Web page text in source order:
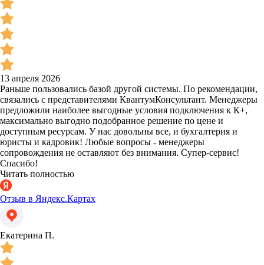
13 апреля 2026
Раньше пользовались базой другой системы. По рекомендации,
связались с представителями КвантумКонсультант. Менеджеры
предложили наиболее выгодные условия подключения к К+,
максимально выгодно подобранное решение по цене и
доступным ресурсам. У нас довольны все, и бухгалтерия и
юристы и кадровик! Любые вопросы - менеджеры
сопровождения не оставляют без внимания. Супер-сервис!
Спасибо!
Читать полностью
Отзыв в Яндекс.Картах
Екатерина П.